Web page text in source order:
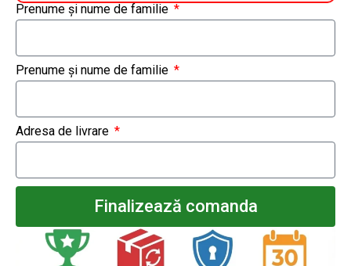
Prenume și nume de familie
Prenume și nume de familie
Adresa de livrare
Finalizează comanda